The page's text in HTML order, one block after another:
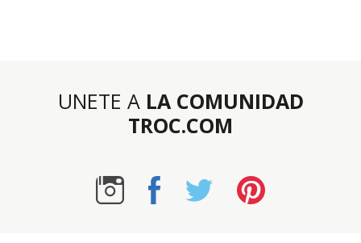
UNETE A LA COMUNIDAD
TROC.COM